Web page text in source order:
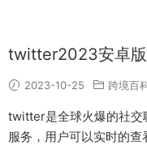
twitter2023安卓版
2023-10-25 跨境百
twitter是全球火爆的社
服务，用户可以实时的